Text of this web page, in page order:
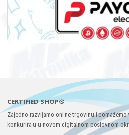
CERTIFIED SHOP®
Zajedno razvijamo online trgovinu i
konkuriraju u novom digitalnom poslovnom